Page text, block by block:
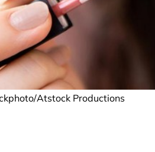
Atstock Productions